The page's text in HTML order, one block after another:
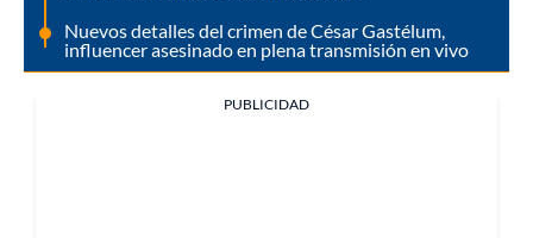
Nuevos detalles del crimen de César Gastélum,
influencer asesinado en plena transmisión en vivo
PUBLICIDAD